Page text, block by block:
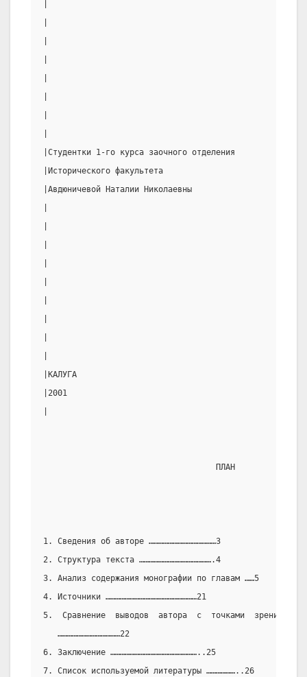
|Студентки 1-го курса заочного отделения
|Исторического факультета
|Авдюничевой Наталии Николаевны
|КАЛУГА
|2001
                                    ПЛАН
1. Сведения об авторе ……………………………………3
2. Структура текста ……………………………………….4
3. Анализ содержания монографии по главам ……5
4. Источники …………………………………………………21
5.  Сравнение  выводов  автора  с  точками  зрения
   …………………………………22
6. Заключение ………………………………………………..25
7. Список используемой литературы ………………..26